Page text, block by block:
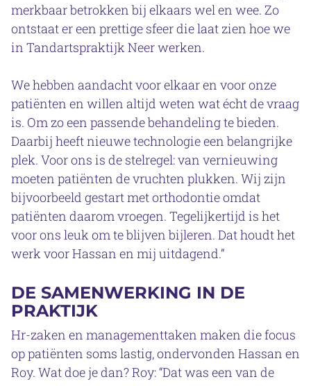
merkbaar betrokken bij elkaars wel en wee. Zo
ontstaat er een prettige sfeer die laat zien hoe we
in Tandartspraktijk Neer werken.
We hebben aandacht voor elkaar en voor onze
patiënten en willen altijd weten wat écht de vraag
is. Om zo een passende behandeling te bieden.
Daarbij heeft nieuwe technologie een belangrijke
plek. Voor ons is de stelregel: van vernieuwing
moeten patiënten de vruchten plukken. Wij zijn
bijvoorbeeld gestart met orthodontie omdat
patiënten daarom vroegen. Tegelijkertijd is het
voor ons leuk om te blijven bijleren. Dat houdt het
werk voor Hassan en mij uitdagend.”
DE SAMENWERKING IN DE
PRAKTIJK
Hr-zaken en managementtaken maken die focus
op patiënten soms lastig, ondervonden Hassan en
Roy. Wat doe je dan? Roy: “Dat was een van de